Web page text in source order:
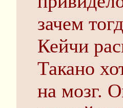
зачем
Кейчи
Такано
на мозг.